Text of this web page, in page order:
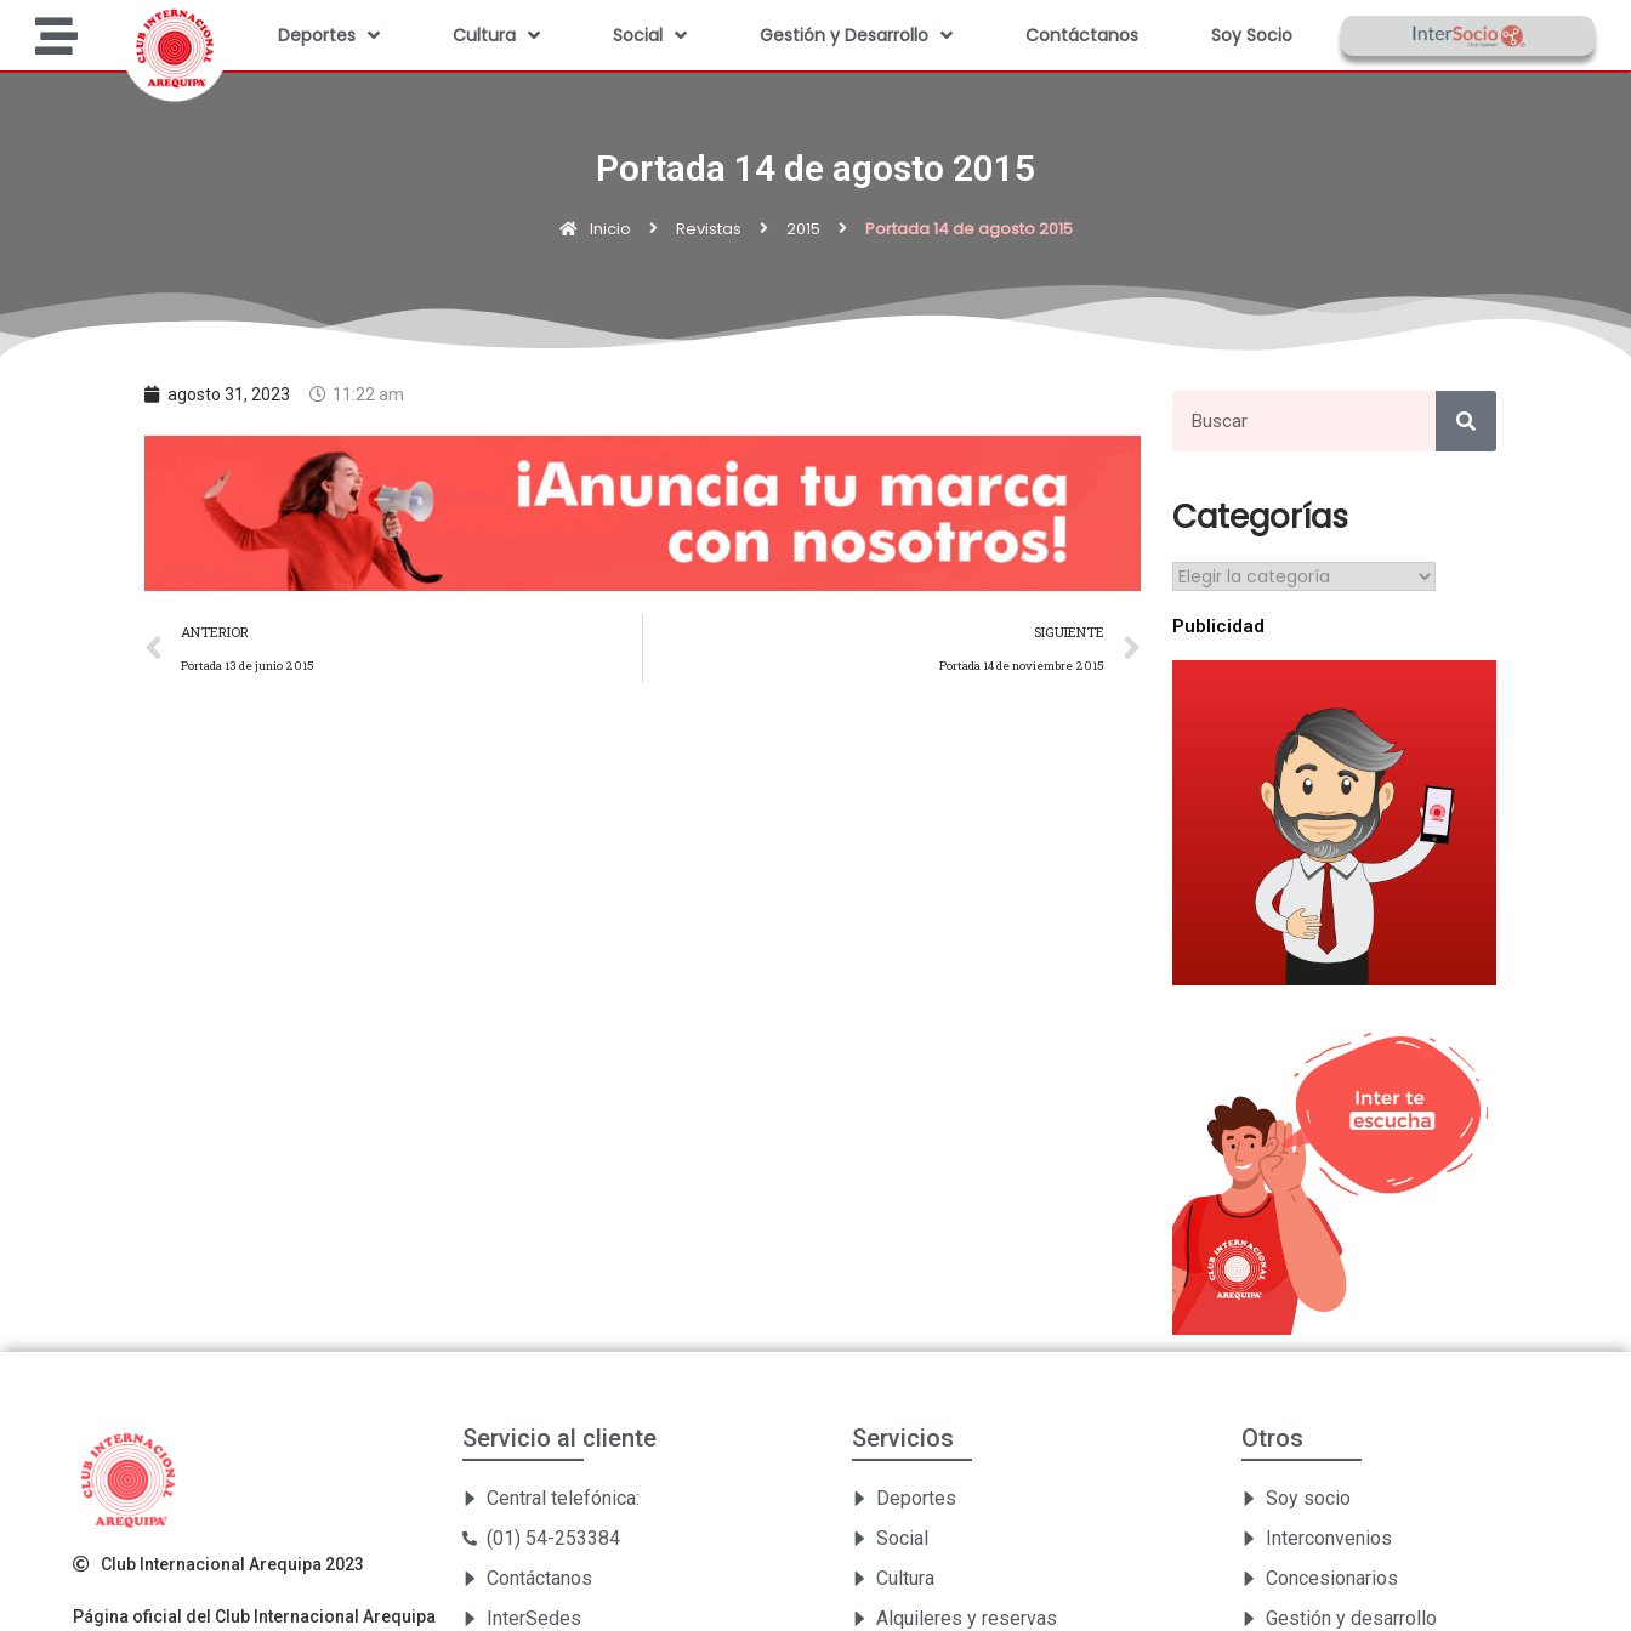
Deportes Cultura Social Gestión y Desarrollo Contáctanos Soy Socio
Portada 14 de agosto 2015
Inicio Revistas 2015 Portada 14 de agosto 2015
agosto 31, 2023 11:22 am
ANTERIOR
Portada 13 de junio 2015
SIGUIENTE
Portada 14 de noviembre 2015
Categorías
Publicidad
Club Internacional Arequipa 2023
Página oficial del Club Internacional Arequipa
Servicio al cliente
Central telefónica:
(01) 54-253384
Contáctanos
InterSedes
Servicios
Deportes
Social
Cultura
Alquileres y reservas
Otros
Soy socio
Interconvenios
Concesionarios
Gestión y desarrollo